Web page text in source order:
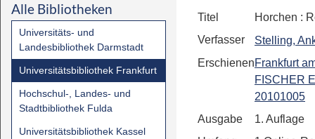
Alle Bibliotheken
Universitäts- und
Landesbibliothek Darmstadt
Universitätsbibliothek Frankfurt
Hochschul-, Landes- und
Stadtbibliothek Fulda
Universitätsbibliothek Kassel
Titel Horchen :
Verfasser
Stelling,
ErschienenFrankfurt
FISCHER
20101005
Ausgabe
1. Auflage